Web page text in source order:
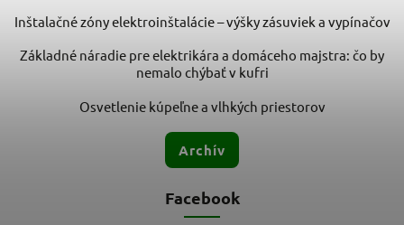
Inštalačné zóny elektroinštalácie – výšky zásuviek a vypínačov
Základné náradie pre elektrikára a domáceho majstra: čo by
nemalo chýbať v kufri
Osvetlenie kúpeľne a vlhkých priestorov
Archív
Facebook